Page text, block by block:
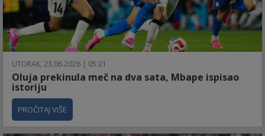
UTORAK, 23.06.2026 | 05:21
Oluja prekinula meč na dva sata, Mbape ispisao
istoriju
PROČITAJ VIŠE